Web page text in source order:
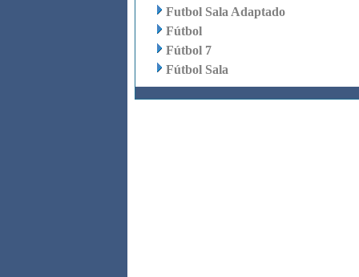
Futbol Sala Adaptado
Fútbol
Fútbol 7
Fútbol Sala